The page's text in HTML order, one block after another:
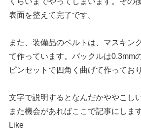
表面を整えて完了です。
また、装備品のベルトは、マスキン
て作っています。バックルは0.3mm
ピンセットで四角く曲げて作ってお
文字で説明するとなんだかややこし
また機会があればここで記事にしま
Like